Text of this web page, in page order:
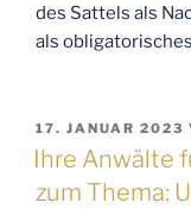
des Sattels als
als
VERÖFFENTLICHT
AM
17. JANUAR 2023
Ihre Anwälte
zum Thema: